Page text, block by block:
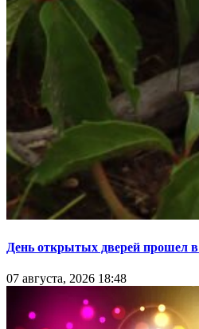
День открытых дверей прошел
07 августа, 2026 18:48